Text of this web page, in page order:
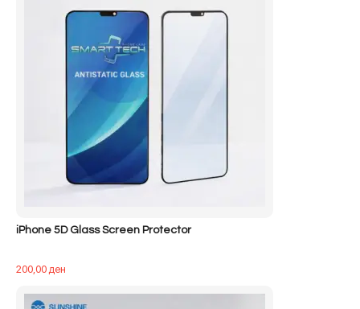
iPhone 5D Glass Screen Protector
200,00ден